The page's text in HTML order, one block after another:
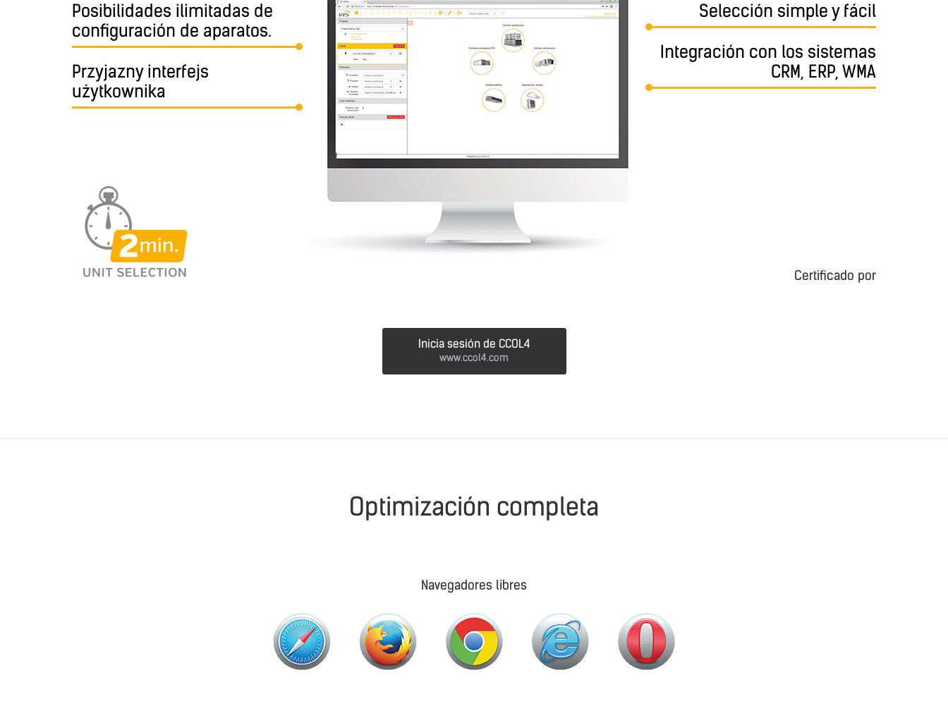
Posibilidades ilimitadas de
configuración de aparatos.
Przyjazny interfejs
użytkownika
Selección simple y fácil
Integración con los sistemas
CRM, ERP, WMA
Certificado por
Inicia sesión de CCOL4
www.ccol4.com
Optimización completa
Navegadores libres